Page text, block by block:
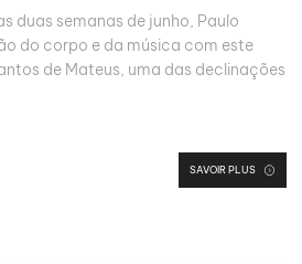
duas semanas de junho, Paulo
do corpo e da música com este
de Mateus, uma das declinações
SAVOIR PLUS